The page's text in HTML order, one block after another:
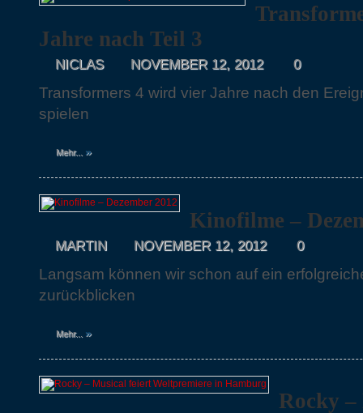
Jahre nach Teil 3
NICLAS NOVEMBER 12, 2012 0
Transformers 4 wird vier Jahre nach den
spielen
Mehr... »
Kinofilme –
MARTIN NOVEMBER 12, 2012 0
Langsam können wir schon auf ein
zurückblicken
Mehr... »
Rocky